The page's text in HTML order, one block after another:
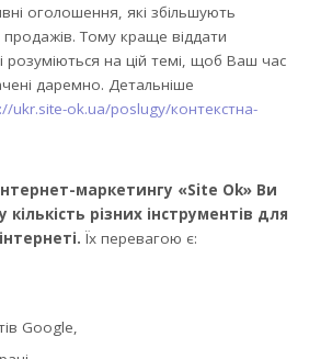
оголошення, які збільшують
продажів. Тому краще віддати
розуміються на цій темі, щоб Ваш час
даремно. Детальніше
ukr.site-ok.ua/poslugy/контекстна-
маркетингу «Site Ok» Ви
різних інструментів для
Їх перевагою є:
Google,